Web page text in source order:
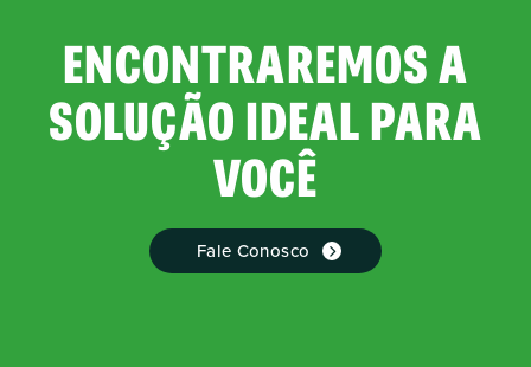
ENCONTRAREMOS A
SOLUÇÃO IDEAL PARA
VOCÊ
Fale Conosco